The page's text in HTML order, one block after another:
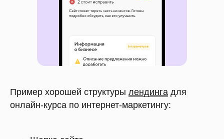
Пример хорошей структуры лендинга для
онлайн-курса по интернет-маркетингу: